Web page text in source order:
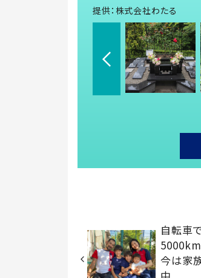
提供：株式会社わたる
自転車
今は家